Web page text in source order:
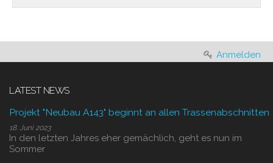
Anmelden
LATEST NEWS
Projekt "Neubau A143" beginnt an allen Trassenabschnitten
18. Juni 2023
In den letzten Jahres eher gemächlich, geht es nun im
Sommer